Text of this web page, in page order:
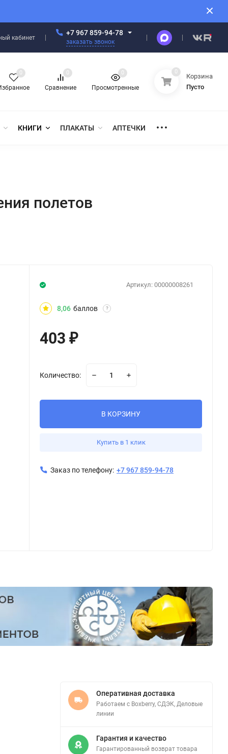
кабинет
+7 967 859-94-78
заказать звонок
0
Сравнение
0
Просмотренные
0 0
Корзина
Пусто
КНИГИ ПЛАКАТЫ АПТЕЧКИ
полетов
Артикул: 00000008261
8,06 баллов ?
403₽
Количество:
В КОРЗИНУ
Купить в 1 клик
Заказ по телефону: +7 967 859-94-78
Оперативная доставка
Работаем с Boxberry, СДЭК, Деловые
линии
Гарантия и качество
Гарантированный возврат товара